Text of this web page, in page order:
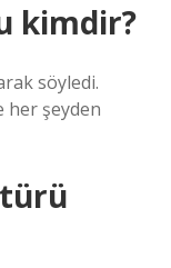
kimdir?
söyledi.
her şeyden